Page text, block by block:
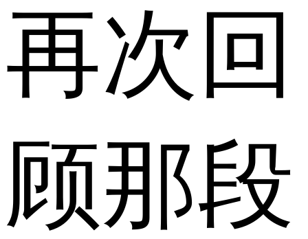
再次回
顾那段